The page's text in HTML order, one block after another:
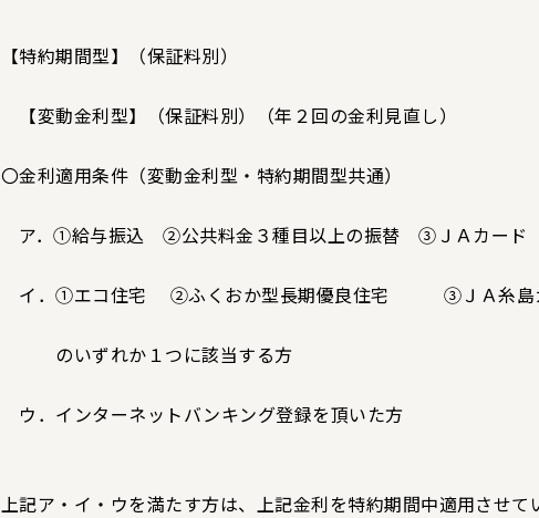
【特約期間型】（保証料別）
【変動金利型】（保証料別）（年２回の金利見直し）
〇金利適用条件（変動金利型・特約期間型共通）
ア．①給与振込 ②公共料金３種目以上の振替 ③ＪＡカード
イ．①エコ住宅 ②ふくおか型長期優良住宅 ③ＪＡ糸島ガ
のいずれか１つに該当する方
ウ．インターネットバンキング登録を頂いた方
上記ア・イ・ウを満たす方は、上記金利を特約期間中適用させて